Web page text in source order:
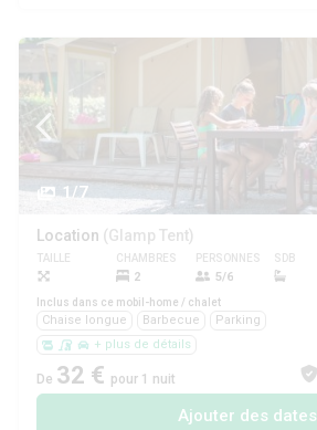
1/7
Location (Glamp Tent)
TAILLE CHAMBRES
2
PERSONNES
5/6
SDB
Inclus dans ce mobil-home / chalet
Chaise longue Barbecue
Parking
+ plus de détails
De 32 € pour 1 nuit
Ajouter des dates